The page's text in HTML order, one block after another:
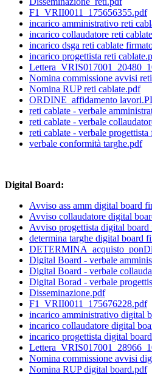
F1_VRII0011_175656355.pdf
incarico amministrativo reti
incarico collaudatore reti
incarico dsga reti cablate
incarico progettista reti
Nomina commissione avvisi
Nomina RUP reti cablate.pdf
ORDINE_affidamento
reti cablate - verbale
reti cablate - verbale
reti cablate - verbale
verbale conformità targhe.pdf
Digital Board:
Avviso ass amm digital board
Avviso collaudatore digital
Avviso progettista digital
determina targhe digital board
Digital Board - verbale
Digital Board - verbale
Digital Borad - verbale
Disseminazione.pdf
F1_VRII0011_175676228.pdf
incarico amministrativo digital
incarico collaudatore digital
incarico progettista digital
Nomina commissione avvisi
Nomina RUP digital board.pdf